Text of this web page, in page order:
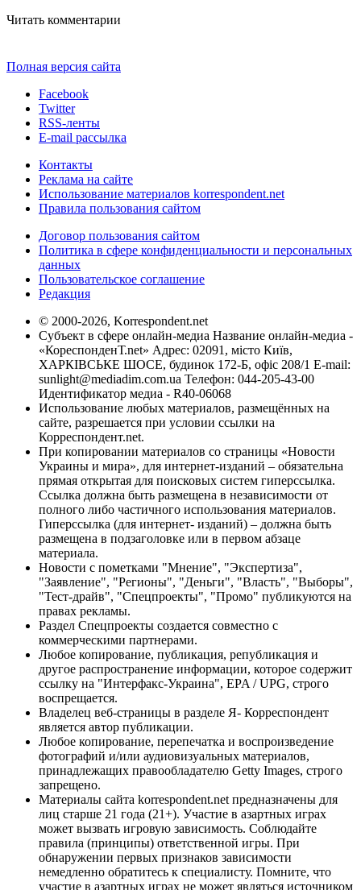
Читать комментарии
Полная версия сайта
Facebook
Twitter
RSS-ленты
E-mail рассылка
Контакты
Реклама на сайте
Использование материалов korrespondent.net
Правила пользования сайтом
Договор пользования сайтом
Политика в сфере конфиденциальности и персональных
данных
Пользовательское соглашение
Редакция
© 2000-2026, Korrespondent.net
Субъект в сфере онлайн-медиа Название онлайн-медиа -
«КореспонденТ.net» Адрес: 02091, місто Київ,
ХАРКІВСЬКЕ ШОСЕ, будинок 172-Б, офіс 208/1 E-mail:
sunlight@mediadim.com.ua Телефон: 044-205-43-00
Идентификатор медиа - R40-06068
Использование любых материалов, размещённых на
сайте, разрешается при условии ссылки на
Корреспондент.net.
При копировании материалов со страницы «Новости
Украины и мира», для интернет-изданий – обязательна
прямая открытая для поисковых систем гиперссылка.
Ссылка должна быть размещена в независимости от
полного либо частичного использования материалов.
Гиперссылка (для интернет- изданий) – должна быть
размещена в подзаголовке или в первом абзаце
материала.
Новости с пометками "Мнение", "Экспертиза",
"Заявление", "Регионы", "Деньги", "Власть", "Выборы",
"Тест-драйв", "Спецпроекты", "Промо" публикуются на
правах рекламы.
Раздел Спецпроекты создается совместно с
коммерческими партнерами.
Любое копирование, публикация, републикация и
другое распространение информации, которое содержит
ссылку на "Интерфакс-Украина", EPA / UPG, строго
воспрещается.
Владелец веб-страницы в разделе Я- Корреспондент
является автор публикации.
Любое копирование, перепечатка и воспроизведение
фотографий и/или аудиовизуальных материалов,
принадлежащих правообладателю Getty Images, строго
запрещено.
Материалы сайта korrespondent.net предназначены для
лиц старше 21 года (21+). Участие в азартных играх
может вызвать игровую зависимость. Соблюдайте
правила (принципы) ответственной игры. При
обнаружении первых признаков зависимости
немедленно обратитесь к специалисту. Помните, что
участие в азартных играх не может являться источником